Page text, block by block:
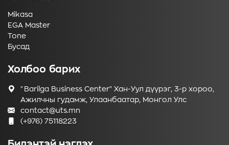
Mikasa
EGA Master
Tone
Бусад
Холбоо барих
"Barilga Business Center" Хан-Уул дүүрэг, 3-р хороо,
Ажилчны гудамж, Улаанбаатар, Монгол Улс
contact@uts.mn
(+976) 75118223